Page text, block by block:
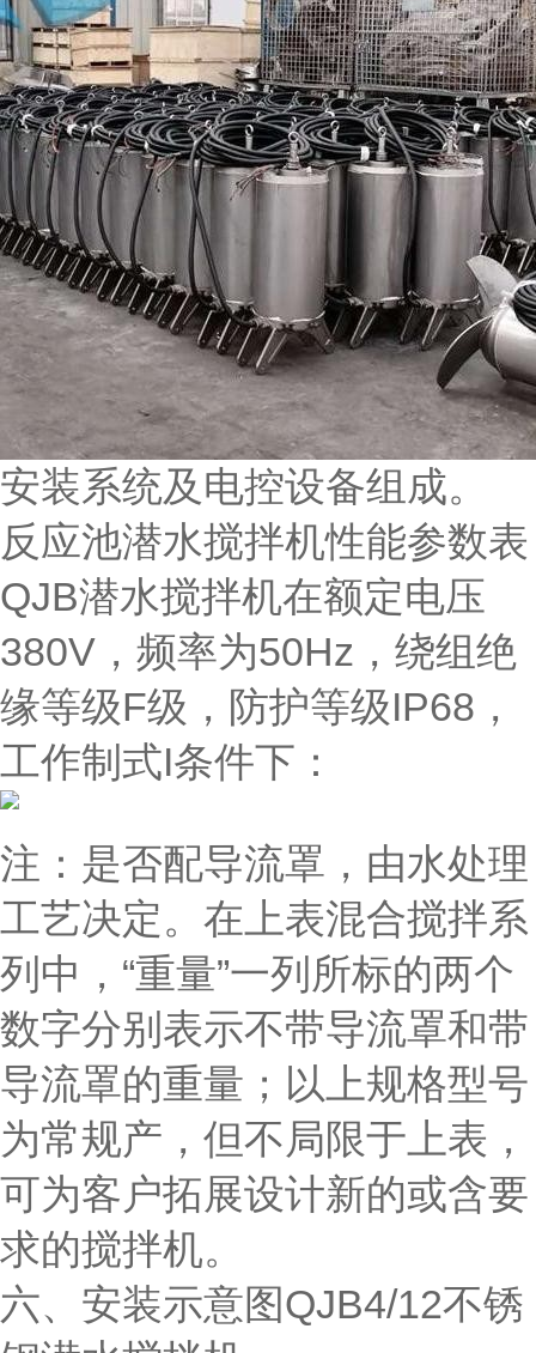
安装系统及电控设备组成。
反应池潜水搅拌机性能参数表
QJB潜水搅拌机在额定电压
380V，频率为50Hz，绕组绝
缘等级F级，防护等级IP68，
工作制式I条件下：
注：是否配导流罩，由水处理
工艺决定。在上表混合搅拌系
列中，“重量”一列所标的两个
数字分别表示不带导流罩和带
导流罩的重量；以上规格型号
为常规产，但不局限于上表，
可为客户拓展设计新的或含要
求的搅拌机。
六、安装示意图QJB4/12不锈